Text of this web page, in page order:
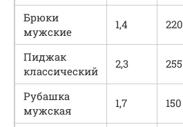
Брюки
мужские
1,4 220
Пиджак
классический
2,3 255
Рубашка
мужская
1,7 150